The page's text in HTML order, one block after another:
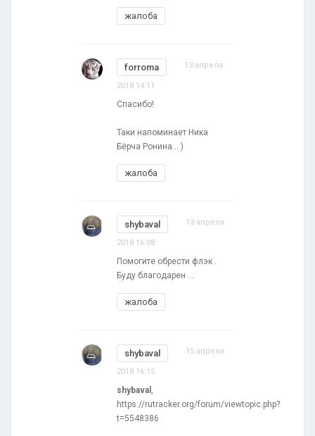
жалоба
forroma 13 апреля
2018 14:11
Спасибо!
Таки напоминает Ника
Бёрча Ронина... )
жалоба
shybaval 13 апреля
2018 16:08
Помогите обрести флэк .
Буду благодарен ...
жалоба
shybaval 15 апреля
2018 16:15
shybaval ,
https://rutracker.org/forum/viewtopic.php?
t=5548386